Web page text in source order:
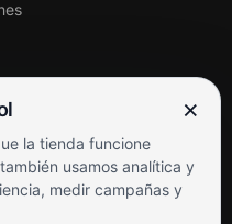
×
la tienda funcione
usamos analítica y
medir campañas y